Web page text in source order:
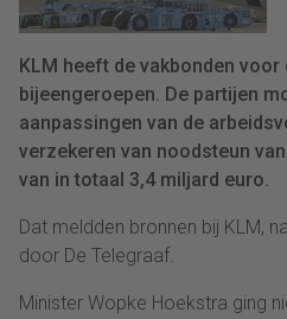
KLM heeft de vakbonden
bijeengeroepen. De partijen
aanpassingen van de
verzekeren van noodsteun
van in totaal 3,4 miljard euro.
Dat meldden bronnen bij KLM,
door De Telegraaf.
Minister Wopke Hoekstra ging